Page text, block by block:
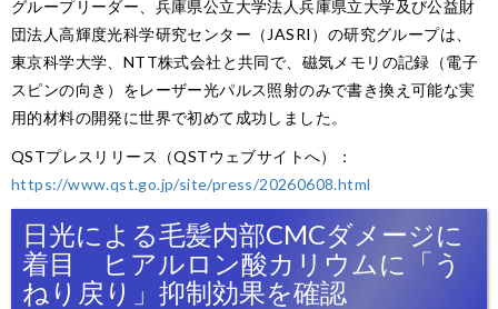
グループリーダー、兵庫県公立大学法人兵庫県立大学及び公益財
団法人高輝度光科学研究センター（JASRI）の研究グループは、
東京科学大学、NTT株式会社と共同で、磁気メモリの記録（電子
スピンの向き）をレーザー光パルス照射のみで書き換え可能な実
用的材料の開発に世界で初めて成功しました。
QSTプレスリリース（QSTウェブサイトへ）：
https://www.qst.go.jp/site/press/20260608.html
日光による毛髪内部CMCダメージに
着目 ヒアルロン酸カリウムに「う
ねり戻り」抑制効果を確認